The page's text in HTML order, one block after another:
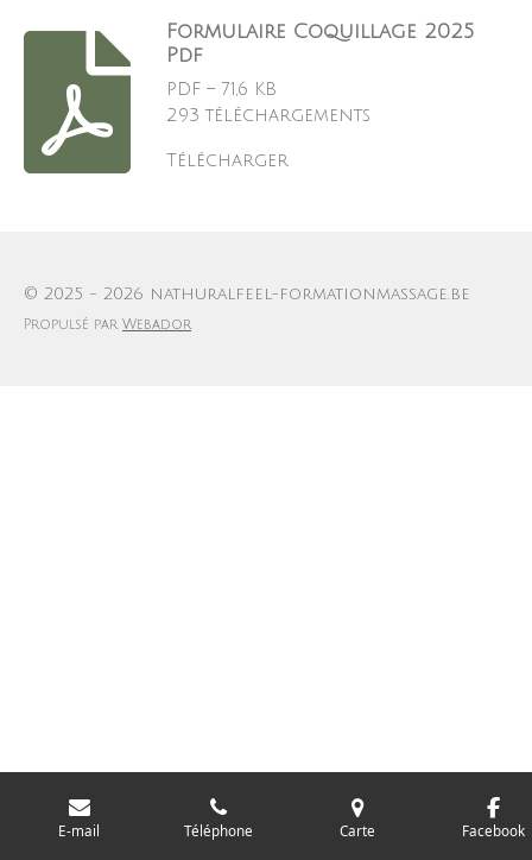
Formulaire Coquillage 2025
Pdf
PDF – 71,6 KB
293 téléchargements
Télécharger
© 2025 - 2026 nathuralfeel-formationmassage.be
Propulsé par Webador
E-mail Téléphone Carte Facebook